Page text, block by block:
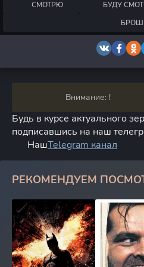
СМОТРЮ БУДУ
Внимание: !
Будь в курсе актуального
подписавшись на наш
НашTelegram канал
РЕКОМЕНДУЕМ